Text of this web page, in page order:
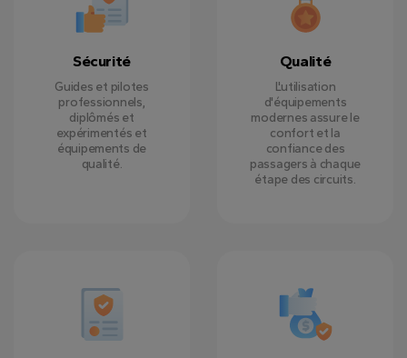
Sécurité
Guides et pilotes
professionnels,
diplômés et
expérimentés et
équipements de
qualité.
Qualité
L'utilisation
d'équipements
modernes assure le
confort et la
confiance des
passagers à chaque
étape des circuits.